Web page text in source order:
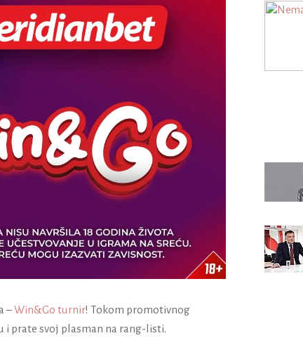
–Win&Go turnir! Tokom promotivnog
prate svoj plasman na rang-listi.